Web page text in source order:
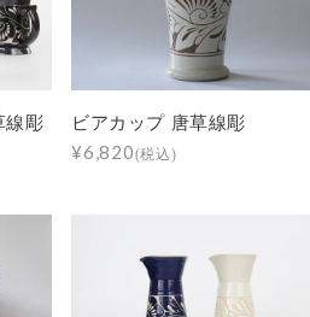
線彫
ビアカップ 唐草線彫
¥6,820(税込)